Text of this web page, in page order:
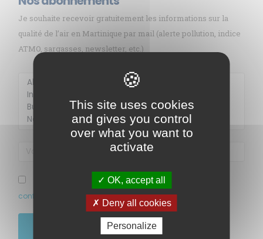
Je souhaite recevoir gratuitement les informations sur la
qualité de l’air en Martinique par mail (alerte pollution, indice
ATMO, sargasses, newsletter, etc.)
J’ai pris connaissance et accepte la politique de
confidentialité de ce site
Membre de
This site uses cookies
and gives you control
over what you want to
activate
OK, accept all
Deny all cookies
Personalize